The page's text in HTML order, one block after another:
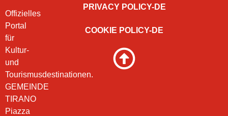
Offizielles
Portal
für
Kultur-
und
Tourismusdestinationen.
GEMEINDE
TIRANO
Piazza
PRIVACY POLICY-DE
COOKIE POLICY-DE